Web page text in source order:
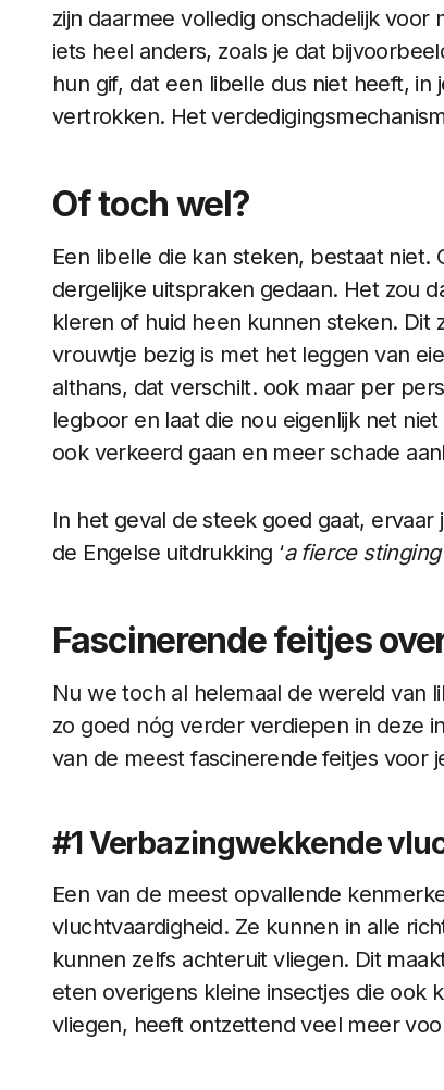
zijn daarmee volledig onschadelijk
iets heel anders, zoals je dat
hun gif, dat een libelle dus niet heeft,
vertrokken. Het
Of toch wel?
Een libelle die kan steken, bestaat niet.
dergelijke uitspraken gedaan. Het zou
kleren of huid heen kunnen steken.
vrouwtje bezig is met het leggen van
althans, dat verschilt. ook maar per
legboor en laat die nou eigenlijk net
ook verkeerd gaan en meer schade
In het geval de steek goed gaat,
de Engelse uitdrukking ‘a fierce
Fascinerende feitjes
Nu we toch al helemaal de wereld van
zo goed nóg verder verdiepen in deze
van de meest fascinerende feitjes voor
#1 Verbazingwekkende
Een van de meest opvallende
vluchtvaardigheid. Ze kunnen in alle
kunnen zelfs achteruit vliegen. Dit
eten overigens kleine insectjes die ook
vliegen, heeft ontzettend veel meer